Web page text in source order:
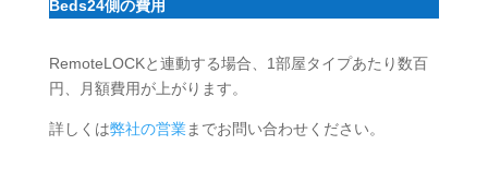
Beds24側の費用
RemoteLOCKと連動する場合、1部屋タイプあたり数百
円、月額費用が上がります。
詳しくは弊社の営業までお問い合わせください。